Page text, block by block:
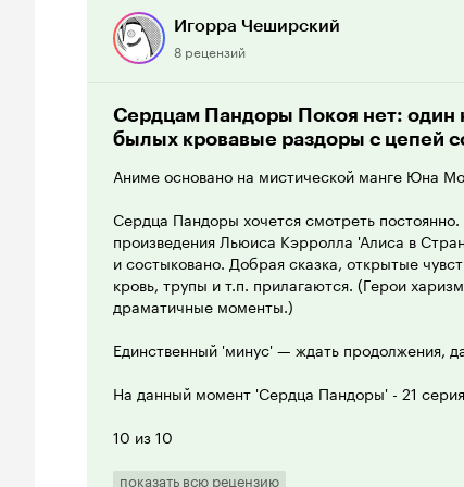
Игорра Чеширский
8 рецензий
Сердцам Пандоры Покоя нет: один
былых кровавые раздоры с цепей
Аниме основано на мистической манге Юна
Сердца Пандоры хочется смотреть
произведения Льюиса Кэрролла 'Алиса в
и состыковано. Добрая сказка, открытые
кровь, трупы и т.п. прилагаются. (Герои
драматичные моменты.)
Единственный 'минус' — ждать продолжения,
На данный момент 'Сердца Пандоры' - 21
10 из 10
показать всю рецензию